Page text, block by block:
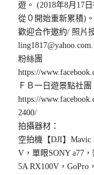
遊。 (2018年8月17
從０開始重新累積)。
歡迎合作邀約/ 照片
粉絲團
https://
ＦＢ一日遊景點社團
https://
2400/
拍攝器材：
空拍機【DJI】Mavic
V，單眼SONY a77
5A RX100V，GoPro